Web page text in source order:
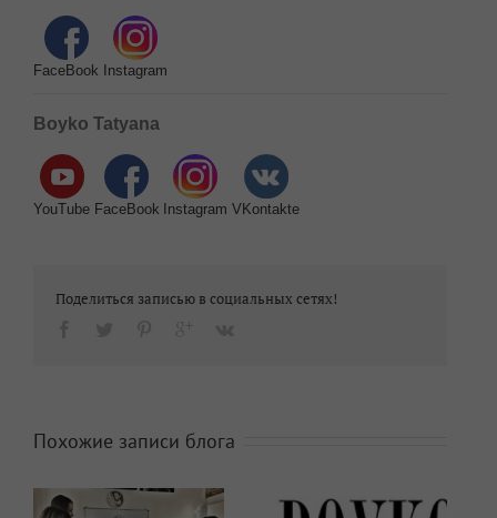
FaceBook Instagram
Boyko Tatyana
YouTube FaceBook Instagram VKontakte
Поделиться записью в социальных сетях!
Похожие записи блога